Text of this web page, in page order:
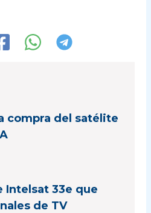
compra del satélite
Intelsat 33e que
de TV